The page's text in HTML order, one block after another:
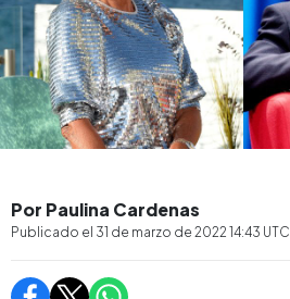
Por Paulina Cardenas
Publicado el 31 de marzo de 2022 14:43 UTC